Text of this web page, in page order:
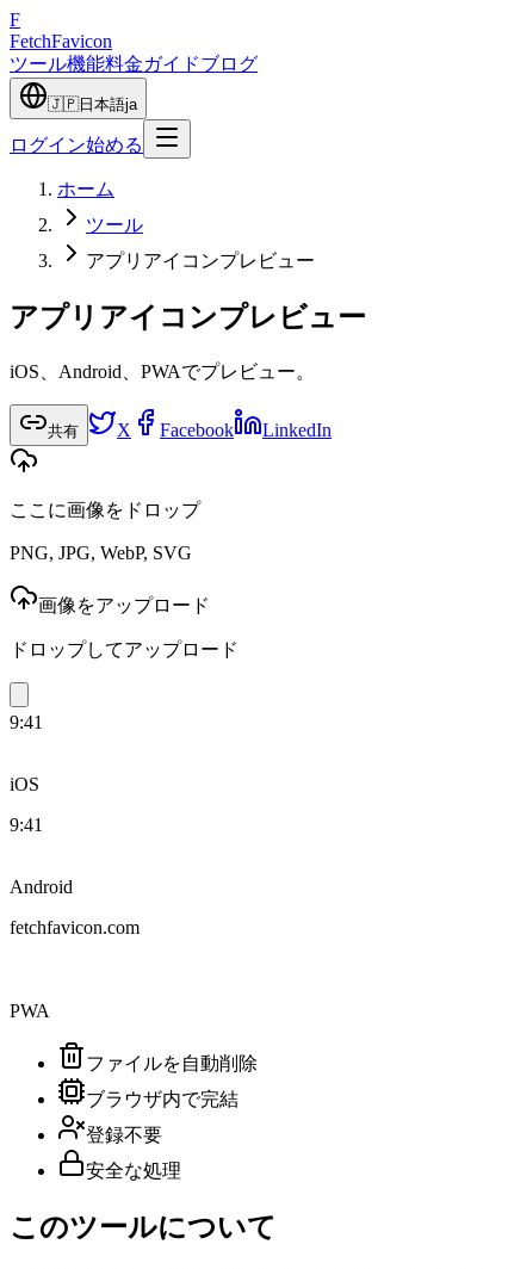
F
FetchFavicon
ツール機能料金ガイドブログ
🇯🇵日本語ja
ログイン始める
ホーム
ツール
アプリアイコンプレビュー
アプリアイコンプレビュー
iOS、Android、PWAでプレビュー。
共有 X Facebook LinkedIn
ここに画像をドロップ
PNG, JPG, WebP, SVG
画像をアップロード
ドロップしてアップロード
9:41
iOS
9:41
Android
fetchfavicon.com
PWA
ファイルを自動削除
ブラウザ内で完結
登録不要
安全な処理
このツールについて